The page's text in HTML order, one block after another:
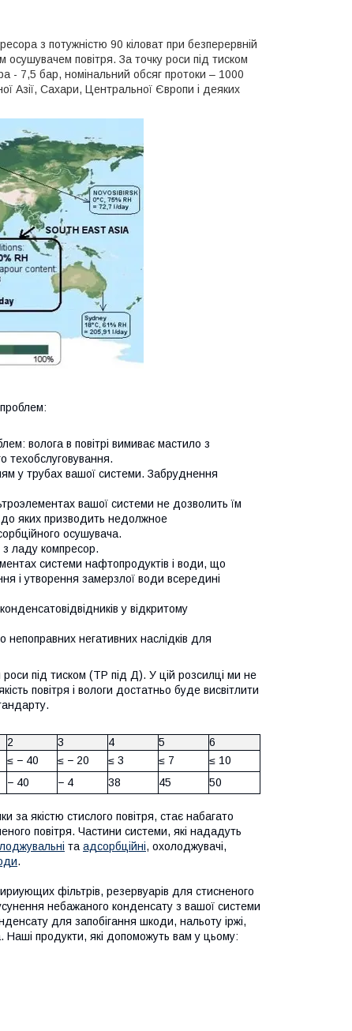
з потужністю 90 кіловат при безперервній
повітря. За точку роси під тиском
- 7,5 бар, номінальний обсяг протоки – 1000
Азії, Сахари, Центральної Європи і деяких
волога в повітрі вимиває мастило з
техобслуговування.
у трубах вашої системи. Забруднення
вашої системи не дозволить їм
яких призводить недолжное
осушувача.
з ладу компресор.
системи нафтопродуктів і води, що
і утворення замерзлої води всередині
у відкритому
негативних наслідків для
роси під тиском (ТР під Д). У цій розсилці ми не
повітря і вологи достатньо буде висвітлити
2 3 4 5
6
≤ − 40 ≤ − 20 ≤ 3 ≤ 7
≤ 10
− 40 − 4 38 45 50
за якістю стислого повітря, стає набагато
повітря. Частини системи, які нададуть
та адсорбційні, охолоджувачі,
.
фільтрів, резервуарів для стисненого
небажаного конденсату з вашої системи
для запобігання шкоди, нальоту іржі,
Наші продукти, які допоможуть вам у цьому: